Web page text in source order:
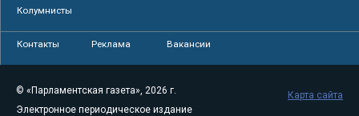
Колумнисты
Контакты Реклама Вакансии
© «Парламентская газета», 2026 г.
Электронное периодическое издание
Карта сайта